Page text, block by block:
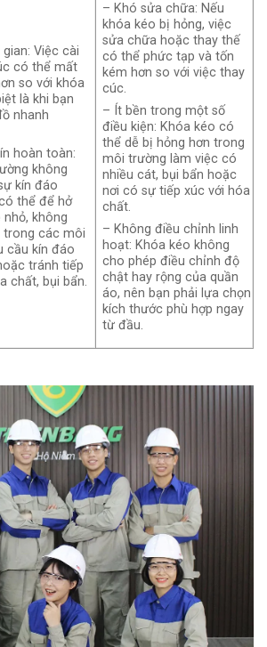
Việc cài
có thể mất
so với khóa
là khi bạn
nhanh
hoàn toàn:
không
kín đáo
thể để hở
không
trong các môi
cầu kín đáo
tránh tiếp
chất, bụi bẩn.
– Khó sửa chữa: Nếu
khóa kéo bị hỏng, việc
sửa chữa hoặc thay thế
có thể phức tạp và tốn
kém hơn so với việc thay
cúc.
– Ít bền trong một số
điều kiện: Khóa kéo có
thể dễ bị hỏng hơn trong
môi trường làm việc có
nhiều cát, bụi bẩn hoặc
nơi có sự tiếp xúc với hóa
chất.
– Không điều chỉnh linh
hoạt: Khóa kéo không
cho phép điều chỉnh độ
chật hay rộng của quần
áo, nên bạn phải lựa chọn
kích thước phù hợp ngay
từ đầu.